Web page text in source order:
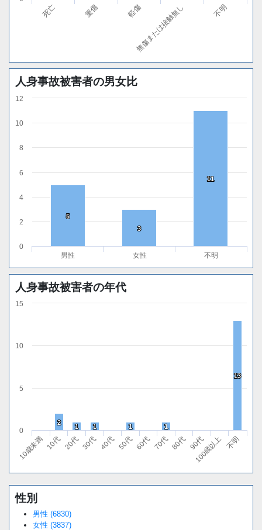
死亡 重傷 軽傷無傷または接触無し 不明
人身事故被害者の男女比
5
5
3
3
11
11
男性 女性 不明
0
2
4
6
8
10
12
人身事故被害者の年代
2
2
1
1 1
1 1
1 1
1
13
13
10歳未満 10代 20代 30代 40代 50代 60代 70代 80代 90代
100歳以上 不明
0
5
10
15
Unmute
性別
男性 (6830)
女性 (3837)